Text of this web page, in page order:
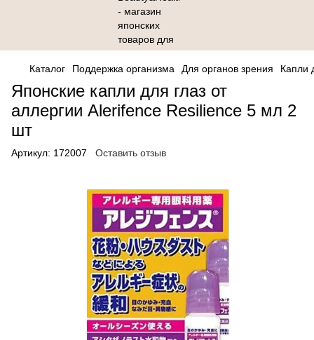
Каталог Поддержка организма Для органов зрения Капли
Японские капли для глаз от
аллергии Alerifence Resilience 5 мл 2
шт
Артикул: 172007 Оставить отзыв